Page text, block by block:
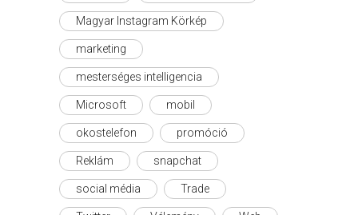
Magyar Instagram Körkép
marketing
mesterséges intelligencia
Microsoft mobil
okostelefon promóció
Reklám snapchat
social média Trade